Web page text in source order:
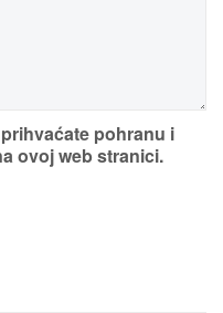
pohranu i
ovoj web stranici.